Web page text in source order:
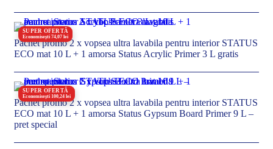
SUPER OFERTĂ
Economisești 74,07 lei
Pachet promo 2 x vopsea ultra lavabila pentru interior STATUS
ECO mat 10 L + 1 amorsa Status Acrylic Primer 3 L gratis
SUPER OFERTĂ
Economisești 100,24 lei
Pachet promo 2 x vopsea ultra lavabila pentru interior STATUS
ECO mat 10 L + 1 amorsa Status Gypsum Board Primer 9 L –
pret special